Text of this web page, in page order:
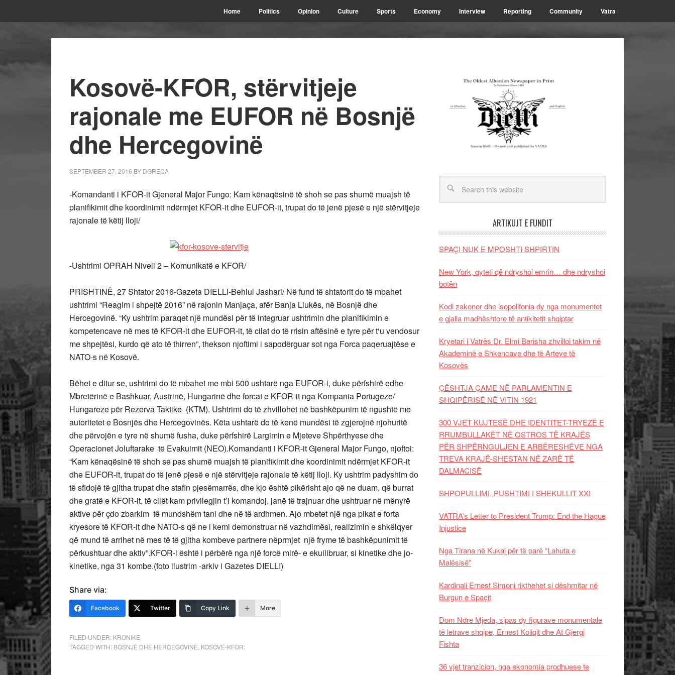
Home Politics Opinion Culture Sports Economy Interview Reporting Community Vatra
Kosovë-KFOR, stërvitjeje
rajonale me EUFOR në Bosnjë
dhe Hercegovinë
SEPTEMBER 27, 2016 BY DGRECA
-Komandanti i KFOR-it Gjeneral Major Fungo: Kam kënaqësinë të shoh se pas shumë muajsh të
planifikimit dhe koordinimit ndërmjet KFOR-it dhe EUFOR-it, trupat do të jenë pjesë e një stërvitjeje
rajonale të këtij lloji/
-Ushtrimi OPRAH Niveli 2 – Komunikatë e KFOR/
PRISHTINË, 27 Shtator 2016-Gazeta DIELLI-Behlul Jashari/ Në fund të shtatorit do të mbahet
ushtrimi “Reagim i shpejtë 2016” në rajonin Manjaça, afër Banja Llukës, në Bosnjë dhe
Hercegovinë. “Ky ushtrim paraqet një mundësi për të integruar ushtrimin dhe planifikimin e
kompetencave në mes të KFOR-it dhe EUFOR-it, të cilat do të rrisin aftësinë e tyre për t‘u vendosur
me shpejtësi, kurdo që ato të thirren”, thekson njoftimi i sapodërguar sot nga Forca paqeruajtëse e
NATO-s në Kosovë.
Bëhet e ditur se, ushtrimi do të mbahet me mbi 500 ushtarë nga EUFOR-i, duke përfshirë edhe
Mbretërinë e Bashkuar, Austrinë, Hungarinë dhe forcat e KFOR-it nga Kompania Portugeze/
Hungareze për Rezerva Taktike (KTM). Ushtrimi do të zhvillohet në bashkëpunim të ngushtë me
autoritetet e Bosnjës dhe Hercegovinës. Këta ushtarë do të kenë mundësi të zgjerojnë njohuritë
dhe përvojën e tyre në shumë fusha, duke përfshirë Largimin e Mjeteve Shpërthyese dhe
Operacionet Joluftarake të Evakuimit (NEO).Komandanti i KFOR-it Gjeneral Major Fungo, njoftoi:
“Kam kënaqësinë të shoh se pas shumë muajsh të planifikimit dhe koordinimit ndërmjet KFOR-it
dhe EUFOR-it, trupat do të jenë pjesë e një stërvitjeje rajonale të këtij lloji. Ky ushtrim padyshim do
të sfidojë të gjitha trupat dhe stafin pjesëmarrës, dhe kjo është pikërisht ajo që ne duam, që burrat
dhe gratë e KFOR-it, të cilët kam privilegjin t’i komandoj, janë të trajnuar dhe ushtruar në mënyrë
aktive për çdo zbarkim të mundshëm tani dhe në të ardhmen. Ajo mbetet një nga pikat e forta
kryesore të KFOR-it dhe NATO-s që ne i kemi demonstruar në vazhdimësi, realizimin e shkëlqyer
që mund të arrihet në mes të të gjitha kombeve partnere nëprmjet një fryme të bashkëpunimit të
përkushtuar dhe aktiv”.KFOR-i është i përbërë nga një forcë mirë- e ekuilibruar, si kinetike dhe jo-
kinetike, nga 31 kombe.(foto ilustrim -arkiv i Gazetes DIELLI)
Share via:
Facebook Twitter Copy Link More
FILED UNDER: KRONIKE
TAGGED WITH: BOSNJË DHE HERCEGOVINË KOSOVË-KFOR:
ARTIKUJT E FUNDIT
SPAÇI NUK E MPOSHTI SHPIRTIN
New York, qyteti që ndryshoi emrin… dhe ndryshoi
botën
Kodi zakonor dhe isopolifonia dy nga monumentet
e gjalla madhështore të antikitetit shqiptar
Kryetari i Vatrës Dr. Elmi Berisha zhvilloi takim në
Akademinë e Shkencave dhe të Arteve të
Kosovës
ÇËSHTJA ÇAME NË PARLAMENTIN E
SHQIPËRISË NË VITIN 1921
300 VJET KUJTESË DHE IDENTITET-TRYEZË E
RRUMBULLAKËT NË OSTROS TË KRAJËS
PËR SHPËRNGULJEN E ARBËRESHËVE NGA
TREVA KRAJË-SHESTAN NË ZARË TË
DALMACISË
SHPOPULLIMI, PUSHTIMI I SHEKULLIT XXI
VATRA’s Letter to President Trump: End the Hague
Injustice
Nga Tirana në Kukaj për të parë “Lahuta e
Malësisë”
Kardinali Ernest Simoni rikthehet si dëshmitar në
Burgun e Spaçit
Dom Ndre Mjeda, sipas dy figurave monumentale
të letrave shqipe, Ernest Koliqit dhe At Gjergj
Fishta
36 vjet tranzicion, nga ekonomia prodhuese te